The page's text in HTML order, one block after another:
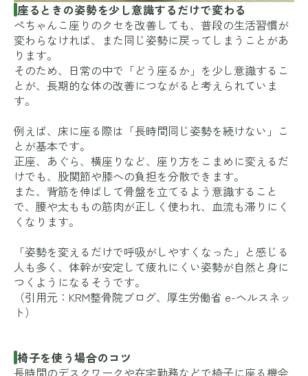
座るときの姿勢を少し意識するだけで変わる
ぺちゃんこ座りのクセを改善しても、普段の生活習慣が
変わらなければ、また同じ姿勢に戻ってしまうことがあ
ります。
そのため、日常の中で「どう座るか」を少し意識するこ
とが、長期的な体の改善につながると考えられていま
す。
例えば、床に座る際は「長時間同じ姿勢を続けない」こ
とが基本です。
正座、あぐら、横座りなど、座り方をこまめに変えるだ
けでも、股関節や膝への負担を分散できます。
また、背筋を伸ばして骨盤を立てるよう意識すること
で、腰や太ももの筋肉が正しく使われ、血流も滞りにく
くなります。
「姿勢を変えるだけで呼吸がしやすくなった」と感じる
人も多く、体幹が安定して疲れにくい姿勢が自然と身に
つくようになるそうです。
（引用元： KRM整骨院ブログ、 厚生労働省 e-ヘルスネッ
ト）
椅子を使う場合のコツ
長時間のデスクワークや在宅勤務などで椅子に座る機会